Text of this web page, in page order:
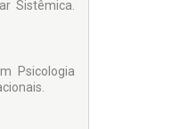
Sistêmica.
Psicologia